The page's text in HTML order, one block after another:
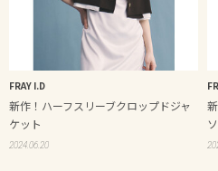
FRAY I.D
新作！ハーフスリーブクロップドジャ
ケット
2024.06.20